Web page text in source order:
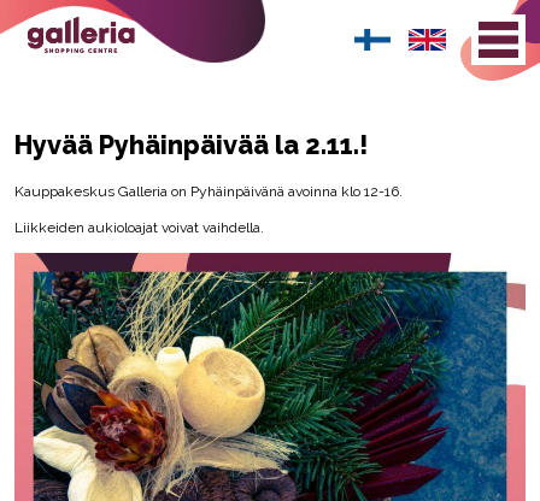
Hyvää Pyhäinpäivää la 2.11.!
Kauppakeskus Galleria on Pyhäinpäivänä avoinna klo 12-16.
Liikkeiden aukioloajat voivat vaihdella.